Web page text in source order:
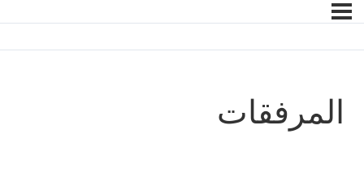
المرفقات